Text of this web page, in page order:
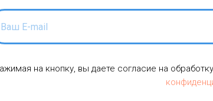
на кнопку, вы даете согласие на